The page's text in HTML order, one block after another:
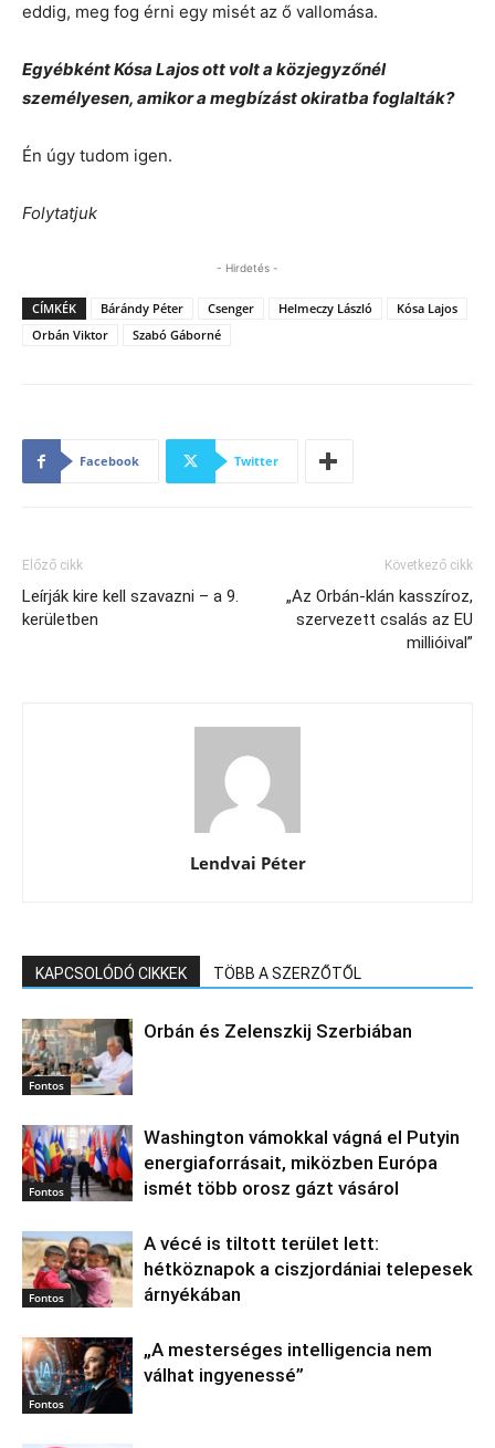
eddig, meg fog érni egy misét az ő vallomása.
Egyébként Kósa Lajos ott volt a közjegyzőnél
személyesen, amikor a megbízást okiratba foglalták?
Én úgy tudom igen.
Folytatjuk
- Hirdetés -
CÍMKÉK Bárándy Péter Csenger Helmeczy László
Kósa Lajos
Orbán Viktor
Szabó Gáborné
Facebook Twitter
Előző cikk
Leírják kire kell szavazni – a 9.
kerületben
Következő cikk
„Az Orbán-klán kasszíroz,
szervezett csalás az EU
millióival”
Lendvai Péter
KAPCSOLÓDÓ CIKKEK TÖBB A SZERZŐTŐL
Fontos
Orbán és Zelenszkij Szerbiában
Fontos
Washington vámokkal vágná el Putyin
energiaforrásait, miközben Európa
ismét több orosz gázt vásárol
Fontos
A vécé is tiltott terület lett:
hétköznapok a ciszjordániai telepesek
árnyékában
Fontos
„A mesterséges intelligencia nem
válhat ingyenessé”